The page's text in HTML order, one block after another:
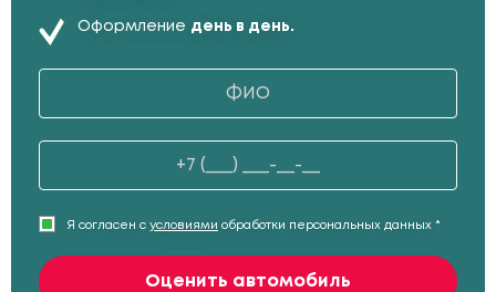
Оформление день в день.
Я согласен с условиями обработки персональных данных *
Оценить автомобиль